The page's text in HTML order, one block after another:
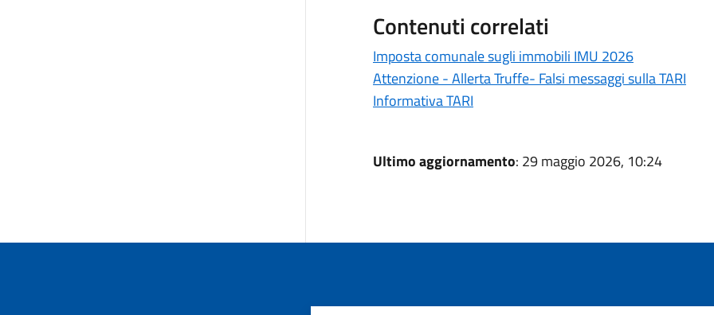
Contenuti correlati
Imposta comunale sugli immobili IMU 2026
Attenzione - Allerta Truffe- Falsi messaggi sulla TARI
Informativa TARI
Ultimo aggiornamento: 29 maggio 2026, 10:24